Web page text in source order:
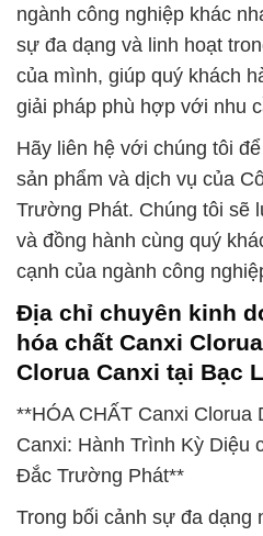
ngành công nghiệp khác
sự đa dạng và linh hoạt
của mình, giúp quý khách
giải pháp phù hợp với nhu
Hãy liên hệ với chúng tôi
sản phẩm và dịch vụ của
Trường Phát. Chúng tôi sẽ
và đồng hành cùng quý
cạnh của ngành công
Địa chỉ chuyên kinh
hóa chất Canxi
Clorua Canxi tại Bạc
**HÓA CHẤT Canxi Clorua
Canxi: Hành Trình Kỳ Diệu
Đắc Trường Phát**
Trong bối cảnh sự đa dạng